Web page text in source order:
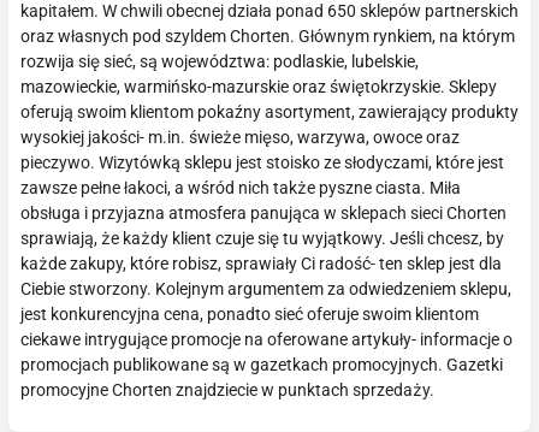
kapitałem. W chwili obecnej działa ponad 650 sklepów partnerskich
oraz własnych pod szyldem Chorten. Głównym rynkiem, na którym
rozwija się sieć, są województwa: podlaskie, lubelskie,
mazowieckie, warmińsko-mazurskie oraz świętokrzyskie. Sklepy
oferują swoim klientom pokaźny asortyment, zawierający produkty
wysokiej jakości- m.in. świeże mięso, warzywa, owoce oraz
pieczywo. Wizytówką sklepu jest stoisko ze słodyczami, które jest
zawsze pełne łakoci, a wśród nich także pyszne ciasta. Miła
obsługa i przyjazna atmosfera panująca w sklepach sieci Chorten
sprawiają, że każdy klient czuje się tu wyjątkowy. Jeśli chcesz, by
każde zakupy, które robisz, sprawiały Ci radość- ten sklep jest dla
Ciebie stworzony. Kolejnym argumentem za odwiedzeniem sklepu,
jest konkurencyjna cena, ponadto sieć oferuje swoim klientom
ciekawe intrygujące promocje na oferowane artykuły- informacje o
promocjach publikowane są w gazetkach promocyjnych. Gazetki
promocyjne Chorten znajdziecie w punktach sprzedaży.